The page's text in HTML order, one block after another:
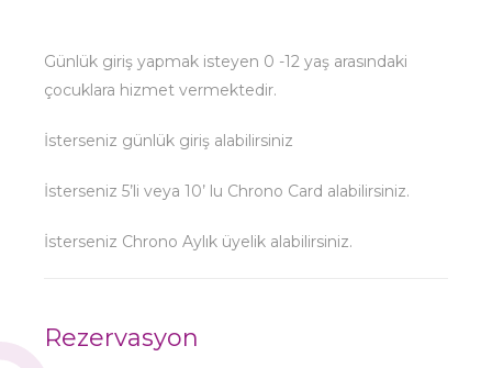
Günlük giriş yapmak isteyen 0 -12 yaş arasındaki
çocuklara hizmet vermektedir.
İsterseniz günlük giriş alabilirsiniz
İsterseniz 5’li veya 10’ lu Chrono Card alabilirsiniz.
İsterseniz Chrono Aylık üyelik alabilirsiniz.
Rezervasyon